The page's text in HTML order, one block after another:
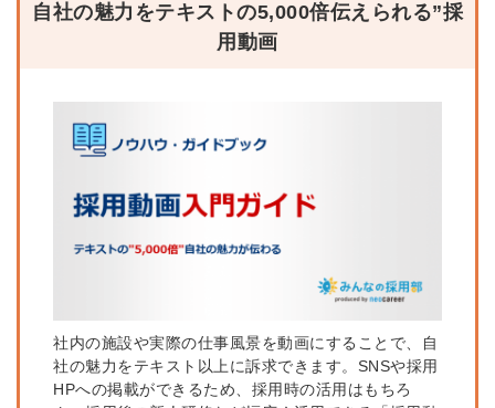
自社の魅力をテキストの5,000倍伝えられる”採
用動画
社内の施設や実際の仕事風景を動画にすることで、自
社の魅力をテキスト以上に訴求できます。SNSや採用
HPへの掲載ができるため、採用時の活用はもちろ